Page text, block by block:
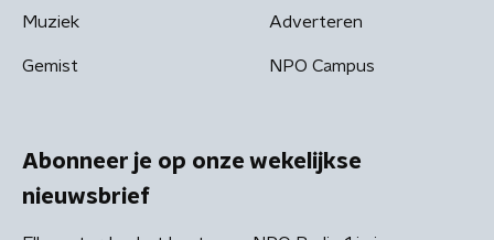
Muziek
Gemist
Adverteren
NPO Campus
Abonneer je op onze wekelijkse
nieuwsbrief